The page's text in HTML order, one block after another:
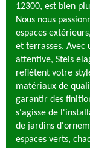
12300, est bien
Nous nous
espaces
et terrasses. Avec
attentive, Steis
reflètent votre
matériaux de
garantir des
s'agisse de
de jardins
espaces verts,